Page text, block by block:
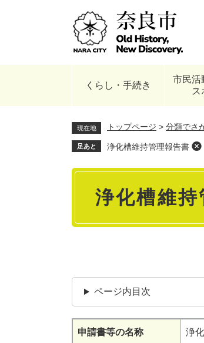
くらし・手続き
市民活
ス
現在地 トップページ > 分類でさ
足あと 浄化槽維持管理報告書
本
浄化槽維
ページ内目次
申請書等の名称 浄